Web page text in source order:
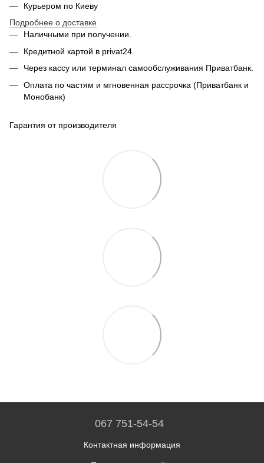
Курьером по Киеву
Подробнее о доставке
Наличными при получении.
Кредитной картой в privat24.
Через кассу или терминал самообслуживания Приватбанк.
Оплата по частям и мгновенная рассрочка (Приватбанк и
Монобанк)
Гарантия от производителя
067 751-54-54
Контактная информация